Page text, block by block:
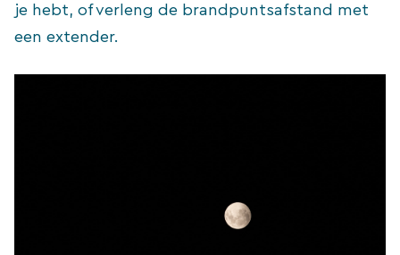
je hebt, of verleng de brandpuntsafstand met
een extender.